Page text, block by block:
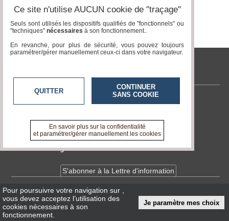
du
groupe
Blogs
Inscription
tvlocale.fr
Contactez-nous
A propos de tvlocale.fr
Devenir délégué
S'abonner à la Lettre d'information
InfosCNIL/RGPD
Conditions Générales d'Utilisation
Pour poursuivre votre navigation sur
vous devez acceptez l’utilisation des
cookies nécessaires à son
fonctionnement.
Je paramètre mes choix
Ce site n'utilise AUCUN cookie de "traçage"
Seuls sont utilisés les dispositifs qualifiés de "fonctionnels" ou
"techniques" nécessaires à son fonctionnement..
En revanche, pour plus de sécurité, vous pouvez toujours
paramétrer/gérer manuellement ceux-ci dans votre navigateur.
QUITTER
CONTINUER
SANS COOKIE
En savoir plus sur la confidentialité
et paramétrer/gérer manuellement les cookies